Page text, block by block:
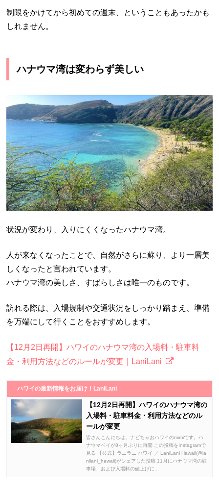
制限をかけてから初めての週末、ということもあったかも
しれません。
ハナウマ湾は変わらず美しい
状況が変わり、入りにくくなったハナウマ湾。
人が来なくなったことで、自然がさらに蘇り、より一層美
しくなったと言われています。
ハナウマ湾の美しさ、すばらしさは唯一のものです。
訪れる際は、入場規制や交通状況をしっかり踏まえ、準備
を万端にして行くことをおすすめします。
【12月2日再開】ハワイのハナウマ湾の入場料・駐車料
金・利用方法などのルールが変更｜LaniLani
ハワイの最新情報をお届け！LaniLani
【12月2日再開】ハワイのハナウマ湾の
入場料・駐車料金・利用方法などのル
ールが変更
皆さんこんにちは。ナビちゃおハワイのmimiです。ハ
ナウマベイが8ヶ月ぶりに再開 この投稿をInstagramで
見る 【公式】ラニラニ ハワイ ／ LaniLani Hawaii(@la
nilani_hawaii)がシェアした投稿 11月にハナウマ湾の駐
車場、および入場料の値上げに...